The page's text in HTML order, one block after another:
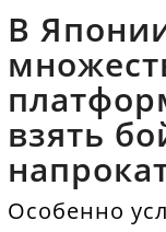
В
взять
Особенно